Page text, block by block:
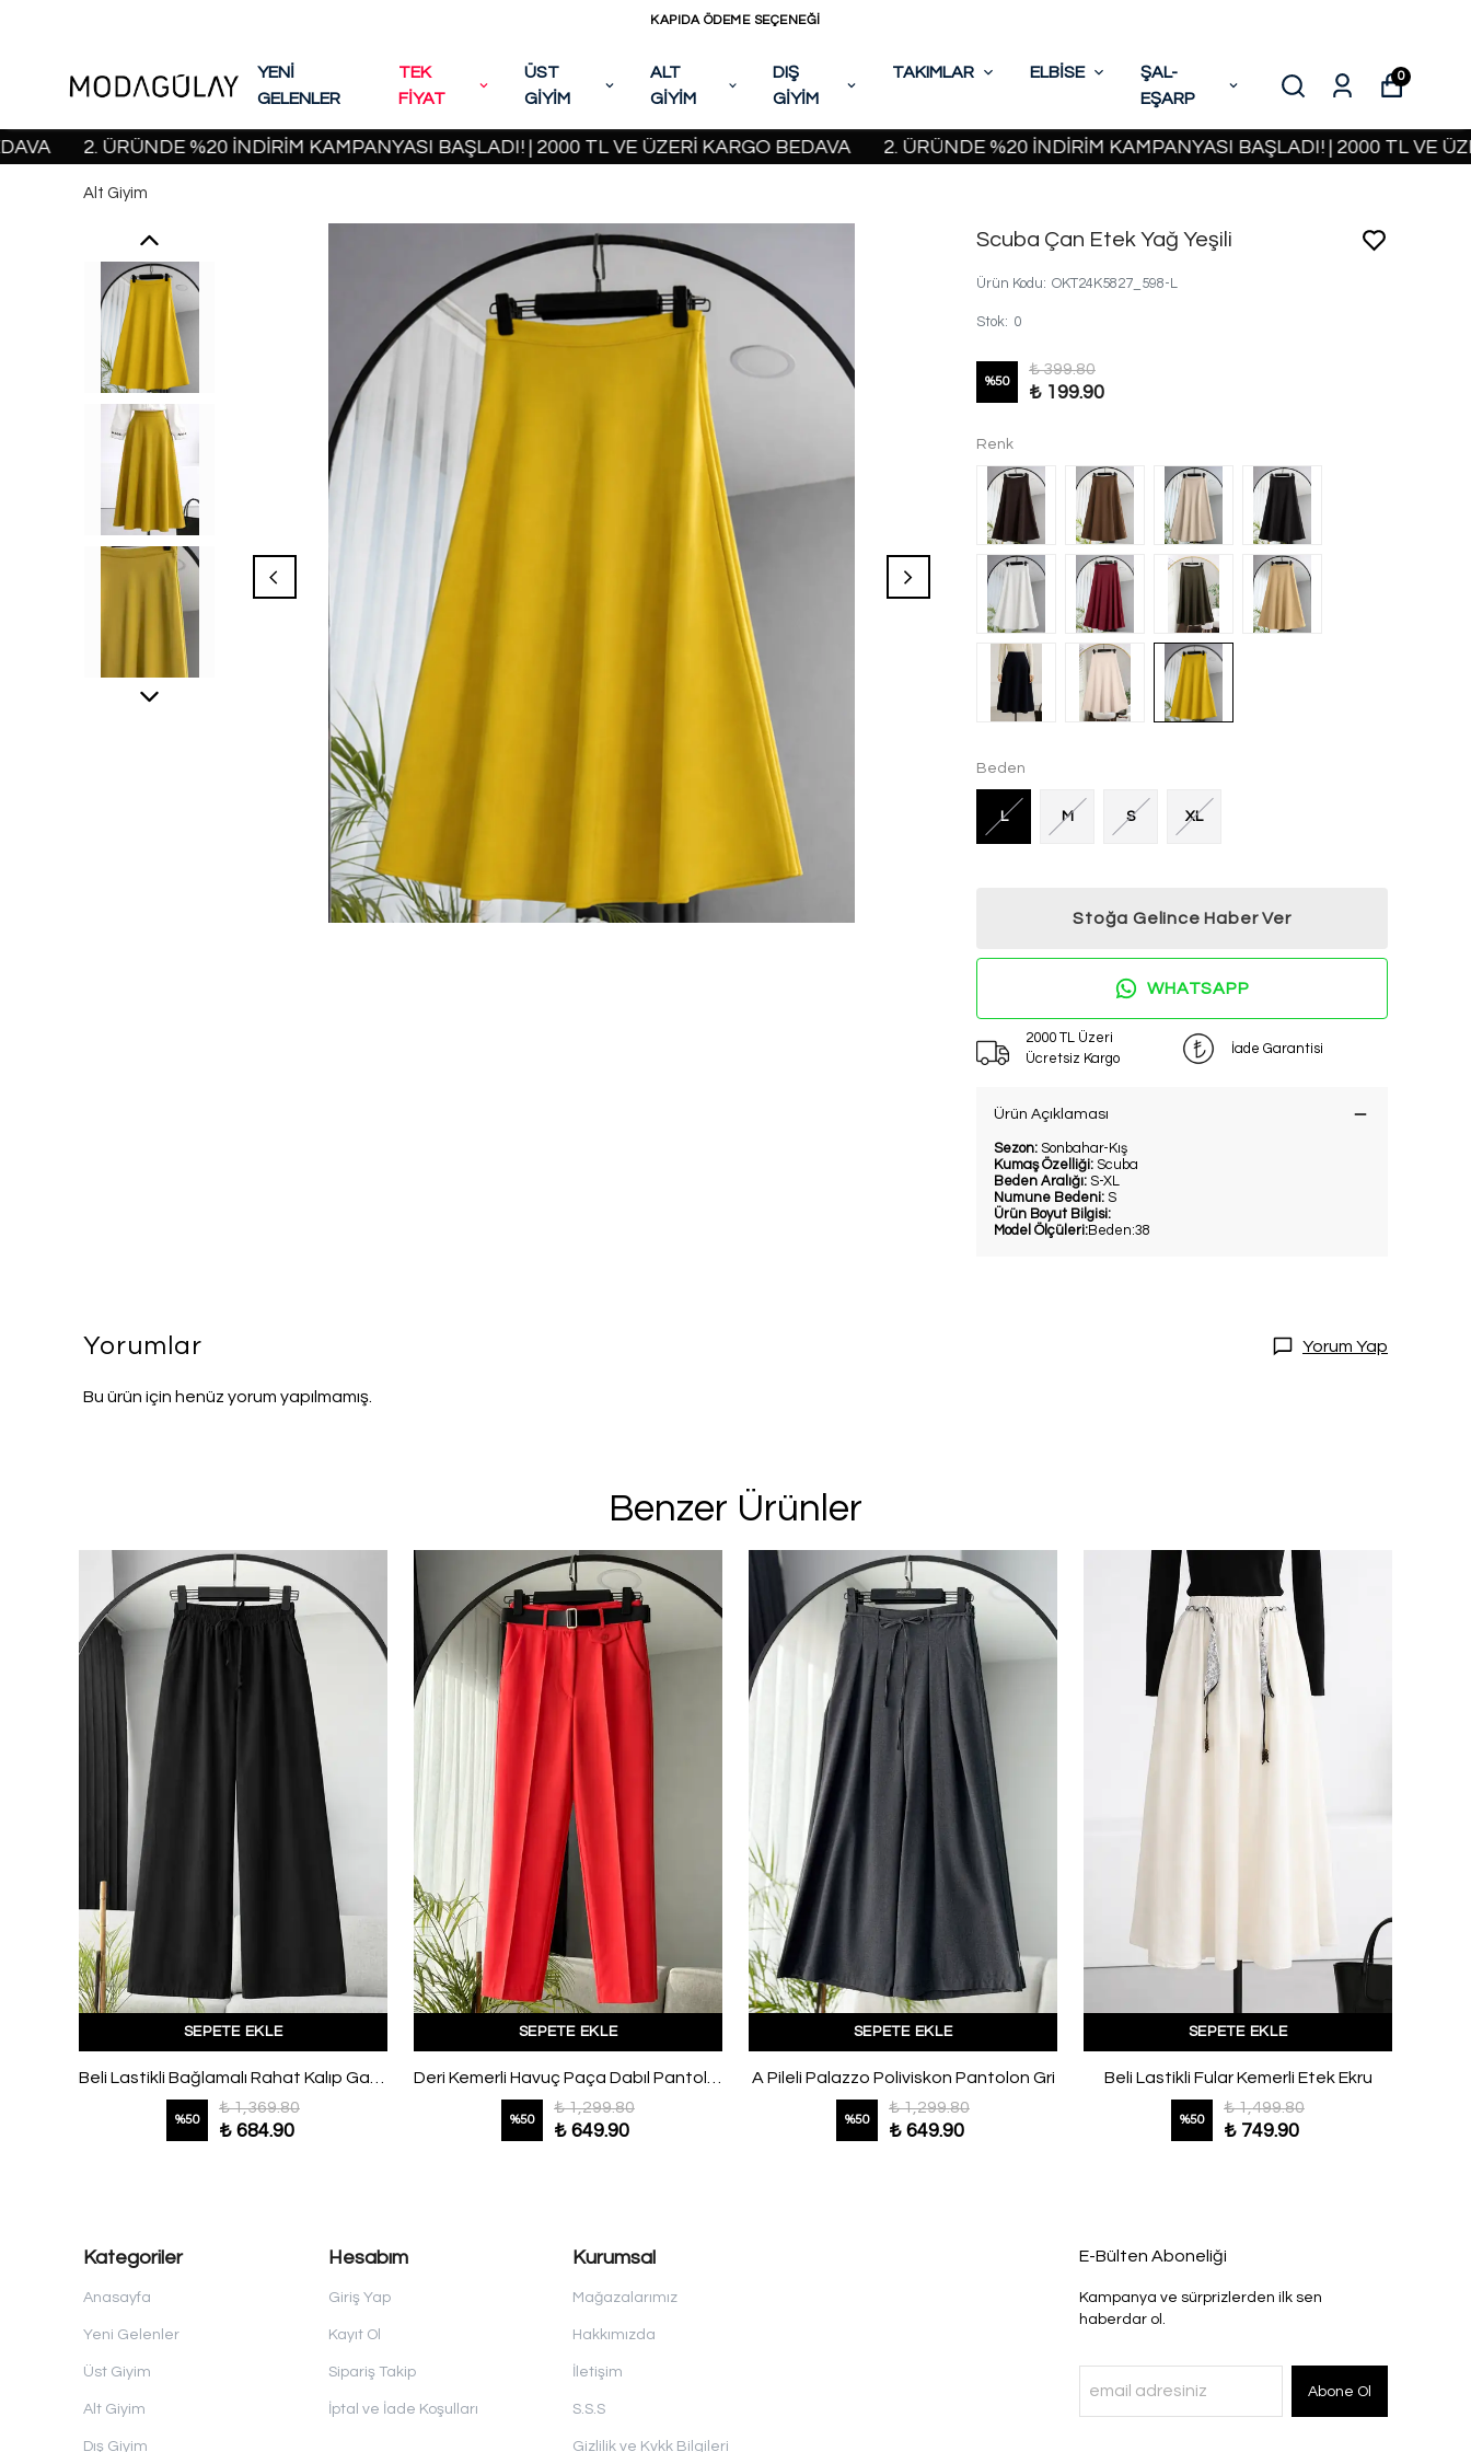
KAPIDA ÖDEME SEÇENEĞİ
YENİ
GELENLER
TEK
FİYAT
ÜST
GİYİM
ALT
GİYİM
DIŞ
GİYİM
TAKIMLAR ELBİSE
ŞAL-
EŞARP
0
2. ÜRÜNDE %20 İNDİRİM KAMPANYASI BAŞLADI! | 2000 TL VE ÜZERİ KARGO BEDAVA 2. ÜRÜNDE %20 İNDİRİM KAMPANYASI BAŞLADI! | 2000 TL VE ÜZERİ
Alt Giyim
Scuba Çan Etek Yağ Yeşili
Ürün Kodu: OKT24K5827_598-L
Stok: 0
%50
₺ 399.80
₺ 199.90
Renk
Beden
L M S XL
Stoğa Gelince Haber Ver
WHATSAPP
2000 TL Üzeri
Ücretsiz Kargo
İade Garantisi
Ürün Açıklaması
Sezon: Sonbahar-Kış
Kumaş Özelliği: Scuba
Beden Aralığı: S-XL
Numune Bedeni: S
Ürün Boyut Bilgisi:
Model Ölçüleri:Beden:38
Yorumlar Yorum Yap
Bu ürün için henüz yorum yapılmamış.
Benzer Ürünler
SEPETE EKLE
Beli Lastikli Bağlamalı Rahat Kalıp Gabardin Pantolon Siyah
%50
₺ 1,369.80
₺ 684.90
SEPETE EKLE
Deri Kemerli Havuç Paça Dabıl Pantolon Nar Çiçeği
%50
₺ 1,299.80
₺ 649.90
SEPETE EKLE
A Pileli Palazzo Poliviskon Pantolon Gri
%50
₺ 1,299.80
₺ 649.90
SEPETE EKLE
Beli Lastikli Fular Kemerli Etek Ekru
%50
₺ 1,499.80
₺ 749.90
Kategoriler
Anasayfa
Yeni Gelenler
Üst Giyim
Alt Giyim
Dış Giyim
Hesabım
Giriş Yap
Kayıt Ol
Sipariş Takip
İptal ve İade Koşulları
Kurumsal
Mağazalarımız
Hakkımızda
İletişim
S.S.S
Gizlilik ve Kvkk Bilgileri
E-Bülten Aboneliği
Kampanya ve sürprizlerden ilk sen
haberdar ol.
Abone Ol
%20 İNDİRİM
edersiniz ve Gizlilik Politikamızı okuduğunuzu ve kabul ettiğinizi onaylarsınız.